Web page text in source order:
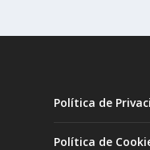
Política de
Política de